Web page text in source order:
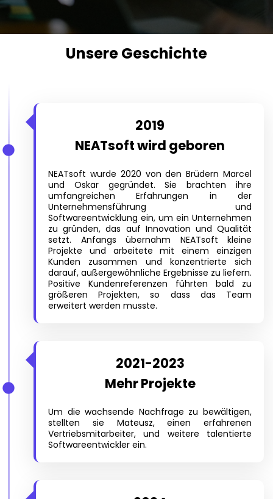
Unsere Geschichte
2019
NEATsoft wird geboren
NEATsoft wurde 2020 von den Brüdern Marcel
und Oskar gegründet. Sie brachten ihre
umfangreichen Erfahrungen in der
Unternehmensführung und
Softwareentwicklung ein, um ein Unternehmen
zu gründen, das auf Innovation und Qualität
setzt. Anfangs übernahm NEATsoft kleine
Projekte und arbeitete mit einem einzigen
Kunden zusammen und konzentrierte sich
darauf, außergewöhnliche Ergebnisse zu liefern.
Positive Kundenreferenzen führten bald zu
größeren Projekten, so dass das Team
erweitert werden musste.
2021-2023
Mehr Projekte
Um die wachsende Nachfrage zu bewältigen,
stellten sie Mateusz, einen erfahrenen
Vertriebsmitarbeiter, und weitere talentierte
Softwareentwickler ein.